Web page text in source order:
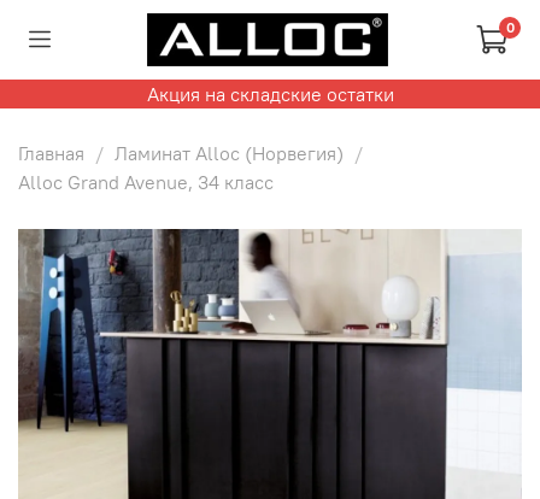
0
Акция на складские остатки
Главная
Ламинат Alloc (Норвегия)
Alloc Grand Avenue, 34 класс